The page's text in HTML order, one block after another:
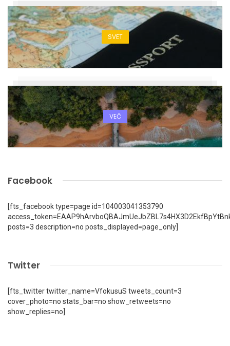
SVET
VEČ
Facebook
[fts_facebook type=page id=104003041353790
posts=3 description=no posts_displayed=page_only]
Twitter
[fts_twitter twitter_name=VfokusuS tweets_count=3
cover_photo=no stats_bar=no show_retweets=no
show_replies=no]